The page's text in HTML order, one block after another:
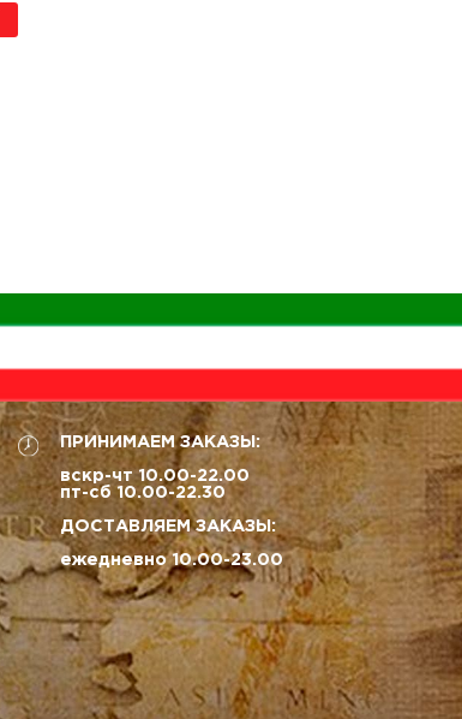
ПРИНИМАЕМ ЗАКАЗЫ:
вскр-чт 10.00-22.00
пт-сб 10.00-22.30
ДОСТАВЛЯЕМ ЗАКАЗЫ:
ежедневно 10.00-23.00